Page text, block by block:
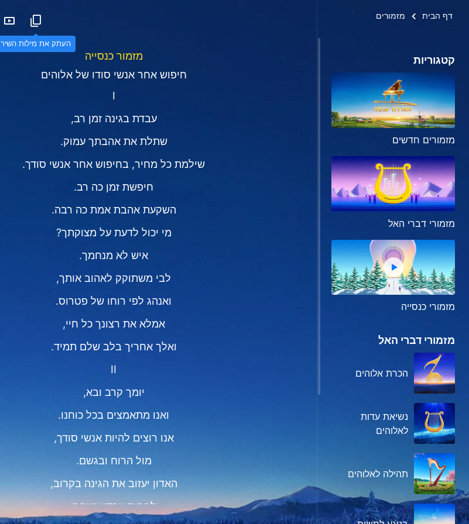
דף הבית מזמורים
העתק את מילות השיר
קטגוריות
מזמורים חדשים
מזמורי דברי האל
מזמורי כנסייה
מזמורי דברי האל
הכרת אלוהים
נשיאת עדות
לאלוהים
תהילה לאלוהים
מזמור כנסייה
חיפוש אחר אנשי סודו של אלוהים
I
עבדת בגינה זמן רב,
שתלת את אהבתך עמוק.
שילמת כל מחיר, בחיפוש אחר אנשי סודך.
חיפשת זמן כה רב.
השקעת אהבת אמת כה רבה.
מי יכול לדעת על מצוקתך?
איש לא מנחמך.
לבי משתוקק לאהוב אותך,
ואנהג לפי רוחו של פטרוס.
אמלא את רצונך כל חיי,
ואלך אחריך בלב שלם תמיד.
II
יומך קרב ובא,
ואנו מתאמצים בכל כוחנו.
אנו רוצים להיות אנשי סודך,
מול הרוח ובגשם.
האדון יעזוב את הגינה בקרוב,
ולבבות עבדיו נשברו.